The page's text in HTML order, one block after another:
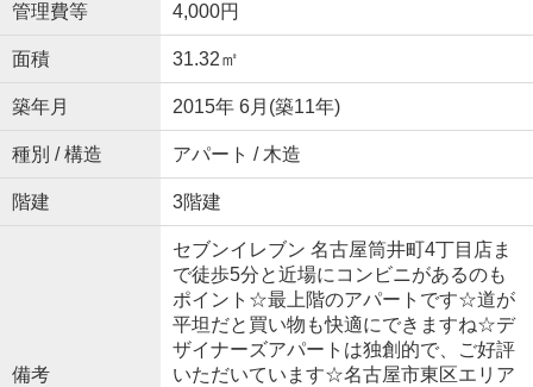
管理費等 4,000円
面積 31.32㎡
築年月 2015年 6月(築11年)
種別 / 構造 アパート / 木造
階建 3階建
備考
セブンイレブン 名古屋筒井町4丁目店ま
で徒歩5分と近場にコンビニがあるのも
ポイント☆最上階のアパートです☆道が
平坦だと買い物も快適にできますね☆デ
ザイナーズアパートは独創的で、ご好評
いただいています☆名古屋市東区エリア